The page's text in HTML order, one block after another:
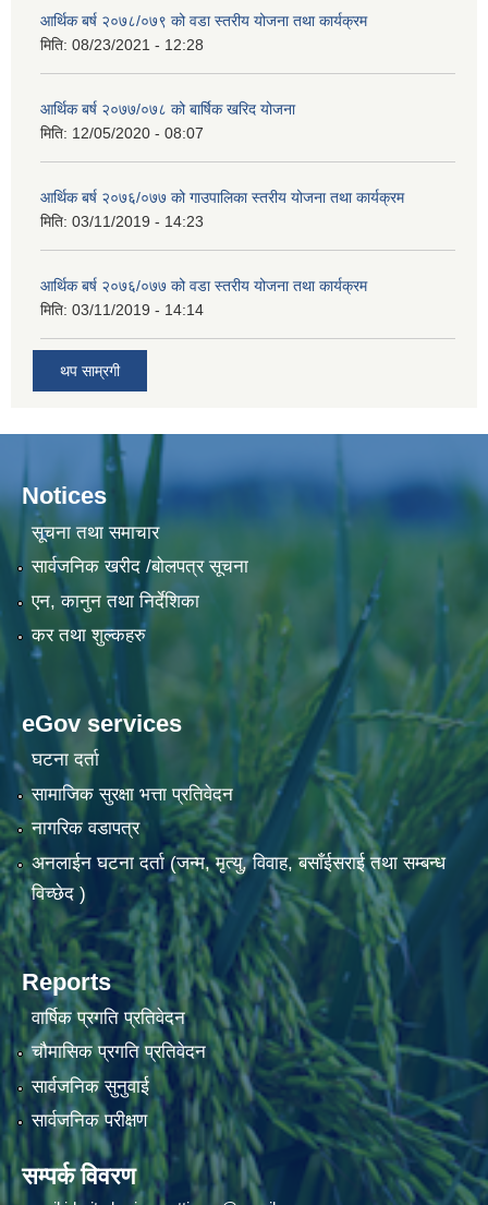
आर्थिक बर्ष २०७८/०७९ को वडा स्तरीय योजना तथा कार्यक्रम
मिति: 08/23/2021 - 12:28
आर्थिक बर्ष २०७७/०७८ को बार्षिक खरिद योजना
मिति: 12/05/2020 - 08:07
आर्थिक बर्ष २०७६/०७७ को गाउपालिका स्तरीय योजना तथा कार्यक्रम
मिति: 03/11/2019 - 14:23
आर्थिक बर्ष २०७६/०७७ को वडा स्तरीय योजना तथा कार्यक्रम
मिति: 03/11/2019 - 14:14
थप साम्रगी
Notices
सूचना तथा समाचार
सार्वजनिक खरीद /बोलपत्र सूचना
एन, कानुन तथा निर्देशिका
कर तथा शुल्कहरु
eGov services
घटना दर्ता
सामाजिक सुरक्षा भत्ता प्रतिवेदन
नागरिक वडापत्र
अनलाईन घटना दर्ता (जन्म, मृत्यु, विवाह, बसाँईसराई तथा सम्बन्ध
विच्छेद )
Reports
वार्षिक प्रगति प्रतिवेदन
चौमासिक प्रगति प्रतिवेदन
सार्वजनिक सुनुवाई
सार्वजनिक परीक्षण
सम्पर्क विवरण